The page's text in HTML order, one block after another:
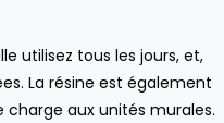
utilisez tous les jours, et,
La résine est également
aux unités murales.